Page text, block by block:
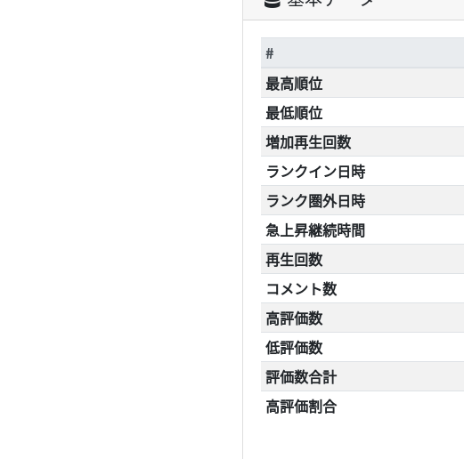
#
最高順位
最低順位
増加再生回数
ランクイン日時
ランク圏外日時
急上昇継続時間
再生回数
コメント数
高評価数
低評価数
評価数合計
高評価割合